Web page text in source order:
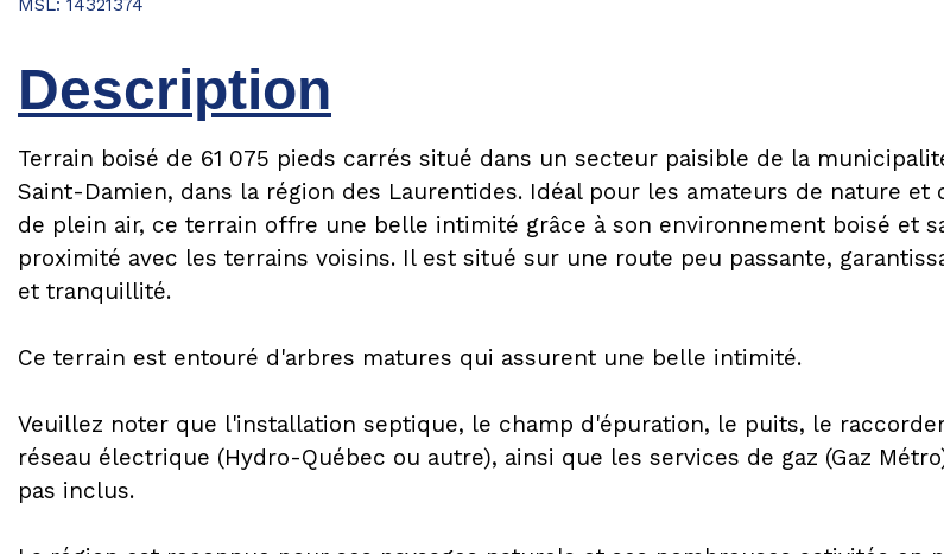
MSL: 14321374
Description
Terrain boisé de 61 075 pieds carrés situé dans un secteur paisible de la
Saint-Damien, dans la région des Laurentides. Idéal pour les amateurs de nature et
de plein air, ce terrain offre une belle intimité grâce à son environnement boisé et
proximité avec les terrains voisins. Il est situé sur une route peu passante,
et tranquillité.
Ce terrain est entouré d'arbres matures qui assurent une belle intimité.
Veuillez noter que l'installation septique, le champ d'épuration, le puits, le
réseau électrique (Hydro-Québec ou autre), ainsi que les services de gaz (Gaz
pas inclus.